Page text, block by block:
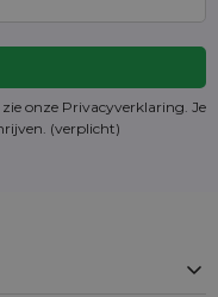
onze Privacyverklaring. Je
. (verplicht)